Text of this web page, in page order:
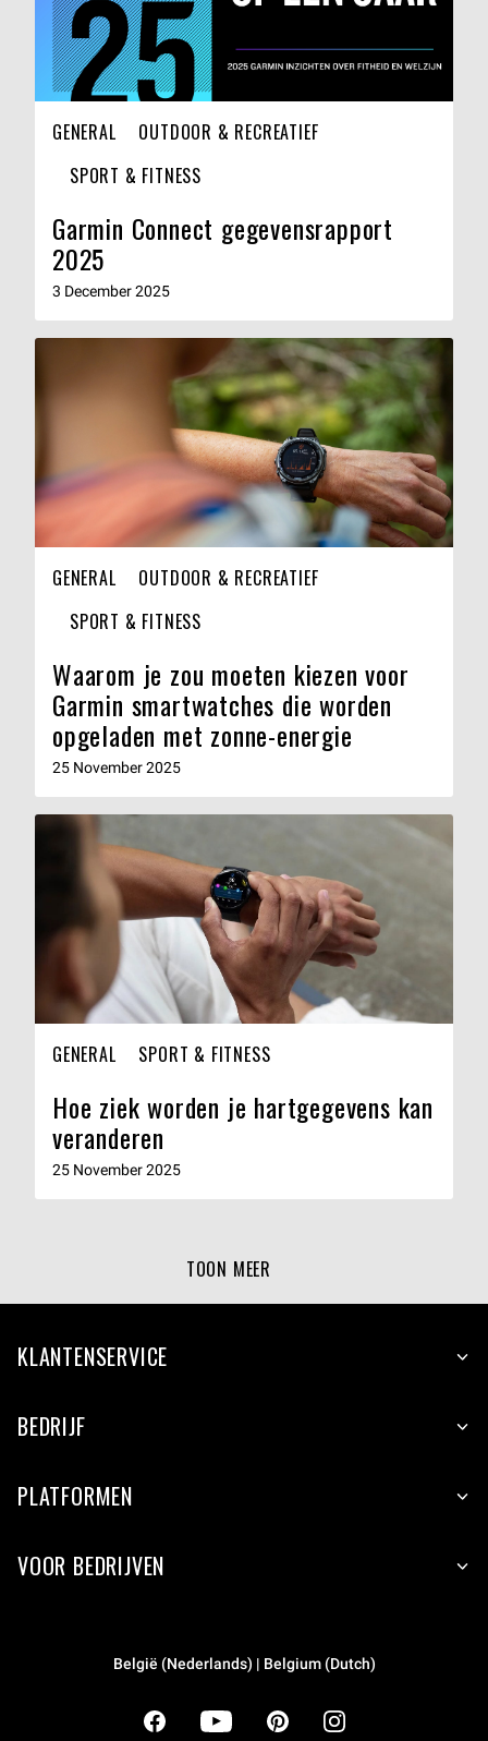
GENERAL
OUTDOOR & RECREATIEF
SPORT & FITNESS
Garmin Connect gegevensrapport
2025
3 December 2025
GENERAL
OUTDOOR & RECREATIEF
SPORT & FITNESS
Waarom je zou moeten kiezen voor
Garmin smartwatches die worden
opgeladen met zonne-energie
25 November 2025
GENERAL SPORT & FITNESS
Hoe ziek worden je hartgegevens kan
veranderen
25 November 2025
TOON MEER
KLANTENSERVICE
BEDRIJF
PLATFORMEN
VOOR BEDRIJVEN
België (Nederlands) | Belgium (Dutch)